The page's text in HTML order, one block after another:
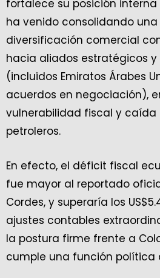
fortalece su posición interna
ha venido consolidando
diversificación comercial
hacia aliados estratégicos
(incluidos Emiratos Árabes
acuerdos en negociación),
vulnerabilidad fiscal y caída
petroleros.
En efecto, el déficit fiscal
fue mayor al reportado
Cordes, y superaría los
ajustes contables
la postura firme frente a
cumple una función política